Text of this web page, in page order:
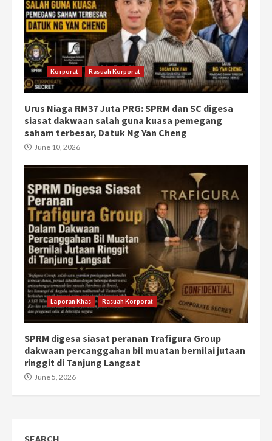
Korporat Rasuah Korporat
Urus Niaga RM37 Juta PRG: SPRM dan SC digesa
siasat dakwaan salah guna kuasa pemegang
saham terbesar, Datuk Ng Yan Cheng
June 10, 2026
Laporan Khas Rasuah Korporat
SPRM digesa siasat peranan Trafigura Group
dakwaan percanggahan bil muatan bernilai jutaan
ringgit di Tanjung Langsat
June 5, 2026